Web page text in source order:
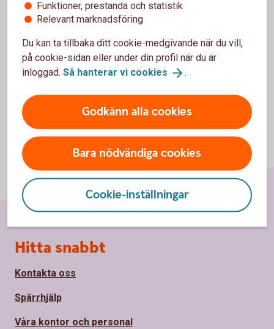
Funktioner, prestanda och statistik
Relevant marknadsföring
Du kan ta tillbaka ditt cookie-medgivande när du vill,
på cookie-sidan eller under din profil när du är
inloggad. Så hanterar vi cookies .
Godkänn alla cookies
Bara nödvändiga cookies
Cookie-inställningar
Sidfot
Hitta snabbt
Kontakta oss
Spärrhjälp
Våra kontor och personal